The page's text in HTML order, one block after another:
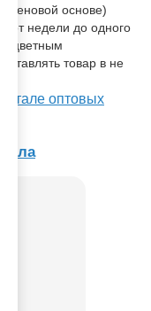
основе)
от недели до одного
с цветным
товар в не
оптовых